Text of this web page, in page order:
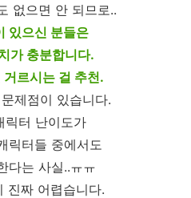
없으면 안 되므로..
있으신 분들은
가 충분합니다.
르시는 걸 추천.
제점이 있습니다.
릭터 난이도가
릭터들 중에서도
다는 사실..ㅠㅠ
진짜 어렵습니다.